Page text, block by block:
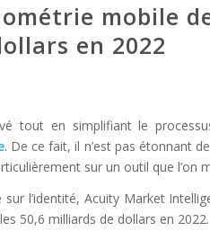
mobile
en 2022
tout en simplifiant le
. De ce fait, il n’est pas étonnant
sur un outil que l’on
sur l’identité, Acuity Market
50,6 milliards de dollars en 2022.